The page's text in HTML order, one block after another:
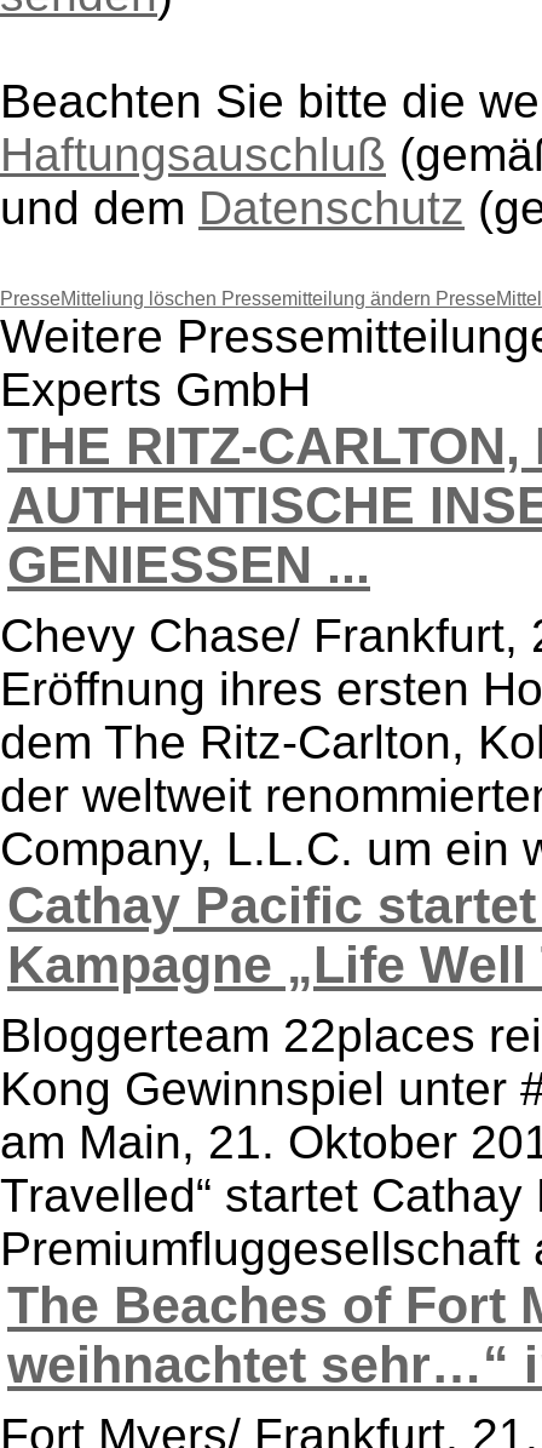
Beachten Sie bitte die
Haftungsauschluß
und dem Datenschutz
PresseMitteliung löschen Pressemitteilung ändern
Weitere
Experts GmbH
THE RITZ-
AUTHENTISCHE
GENIESSEN ...
Chevy Chase/ Frankfurt,
Eröffnung ihres ersten
dem The Ritz-Carlton,
der weltweit
Company, L.L.C. um ein
Cathay Pacific
Kampagne „Life
Bloggerteam 22places
Kong Gewinnspiel unter
am Main, 21. Oktober
Travelled“ startet
Premiumfluggesellschaft
The Beaches of Fort
weihnachtet sehr…“
Fort Myers/ Frankfurt,